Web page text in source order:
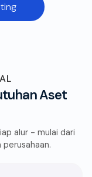
Aset
alur - mulai dari